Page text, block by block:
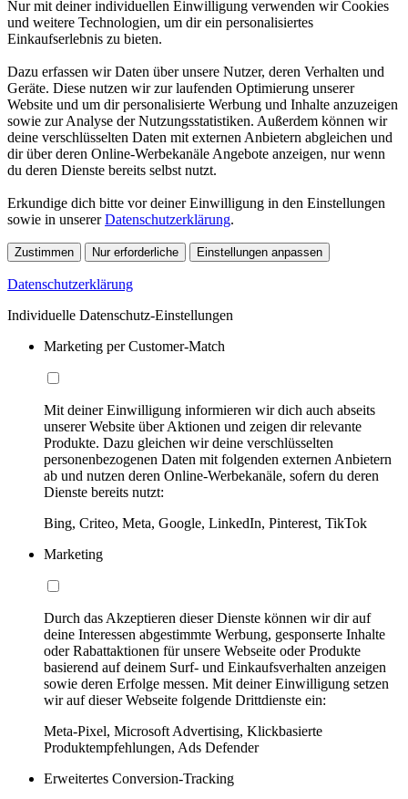
Nur mit deiner individuellen Einwilligung verwenden wir Cookies
und weitere Technologien, um dir ein personalisiertes
Einkaufserlebnis zu bieten.
Dazu erfassen wir Daten über unsere Nutzer, deren Verhalten und
Geräte. Diese nutzen wir zur laufenden Optimierung unserer
Website und um dir personalisierte Werbung und Inhalte anzuzeigen
sowie zur Analyse der Nutzungsstatistiken. Außerdem können wir
deine verschlüsselten Daten mit externen Anbietern abgleichen und
dir über deren Online-Werbekanäle Angebote anzeigen, nur wenn
du deren Dienste bereits selbst nutzt.
Erkundige dich bitte vor deiner Einwilligung in den Einstellungen
sowie in unsererDatenschutzerklärung.
Zustimmen Nur erforderliche Einstellungen anpassen
Datenschutzerklärung
Individuelle Datenschutz-Einstellungen
Marketing per Customer-Match
Mit deiner Einwilligung informieren wir dich auch abseits
unserer Website über Aktionen und zeigen dir relevante
Produkte. Dazu gleichen wir deine verschlüsselten
personenbezogenen Daten mit folgenden externen Anbietern
ab und nutzen deren Online-Werbekanäle, sofern du deren
Dienste bereits nutzt:
Bing, Criteo, Meta, Google, LinkedIn, Pinterest, TikTok
Marketing
Durch das Akzeptieren dieser Dienste können wir dir auf
deine Interessen abgestimmte Werbung, gesponserte Inhalte
oder Rabattaktionen für unsere Webseite oder Produkte
basierend auf deinem Surf- und Einkaufsverhalten anzeigen
sowie deren Erfolge messen. Mit deiner Einwilligung setzen
wir auf dieser Webseite folgende Drittdienste ein:
Meta-Pixel, Microsoft Advertising, Klickbasierte
Produktempfehlungen, Ads Defender
Erweitertes Conversion-Tracking